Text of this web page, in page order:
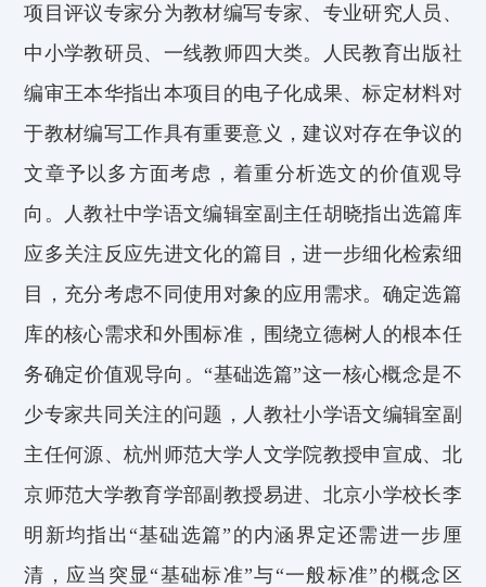
项目评议专家分为教材编写专家、专业研究人员、
中小学教研员、一线教师四大类。
人民教育出版社
编审王本华指出本项目的电子化成果、标定材料对
于教材编写工作具有重要意义，建议对存在争议的
文章予以多方面考虑，着重分析选文的价值观导
向。
人教社中学语文编辑室副主任胡晓指出选篇库
应多关注反应先进文化的篇目，进一步细化检索细
目， 充分考虑不同使用对象的应用需求。确定选篇
库的核心需求和外围标准，围绕立德树人的根本任
务确定价值观导向。 “基础选篇”这一核心概念是不
少专家共同关注的问题，人教社小学语文编辑室副
主任何源、杭州师范大学人文学院教授申宣成、 北
京师范大学教育学部副教授易进、 北京小学校长李
明新均指出“基础选篇”的内涵界定还需进一步厘
清，应当突显 “基础标准”与“一般标准”的概念 区